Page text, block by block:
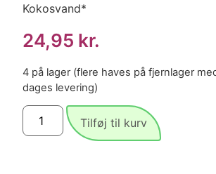
Kokosvand*
24,95 kr.
4 på lager (flere haves på fjernlager
dages levering)
Tilføj til kurv